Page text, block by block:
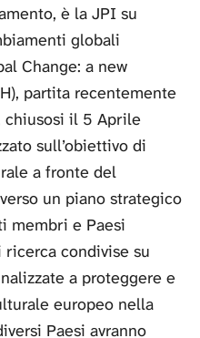
è la JPI su
globali
Change: a new
partita recentemente
chiusosi il 5 Aprile
sull’obiettivo di
a fronte del
un piano strategico
membri e Paesi
condivise su
a proteggere e
europeo nella
Paesi avranno